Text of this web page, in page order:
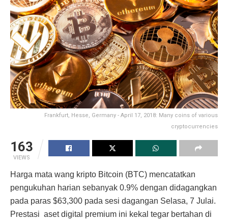
Frankfurt, Hesse, Germany - April 17, 2018: Many coins of various
cryptocurrencies
163
VIEWS
Harga mata wang kripto Bitcoin (BTC) mencatatkan
pengukuhan harian sebanyak 0.9% dengan didagangkan
pada paras $63,300 pada sesi dagangan Selasa, 7 Julai.
Prestasi aset digital premium ini kekal tegar bertahan di